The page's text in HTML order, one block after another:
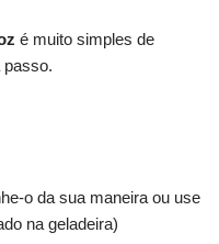
é muito simples de
passo.
o da sua maneira ou use
na geladeira)